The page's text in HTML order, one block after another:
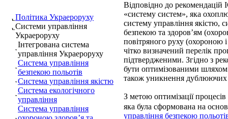
Політика Украероруху
Системи управління
Украероруху
Інтегрована система
управління Украероруху
Система управління
безпекою польотів
Система управління якістю
Система екологічного
управління
Система управління
Відповідно до рекомендацій
«систему систем», яка
систему управління якістю,
безпекою та здоров’ям
повітряного руху (охороною
чітко визначений перелік
підтвердженими. Згідно з
бути оптимізованими шляхом
також уникнення дублюючих
З метою оптимізації
яка була сформована на
управління безпекою